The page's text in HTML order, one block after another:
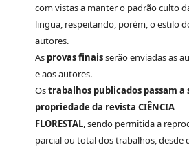
com vistas a manter o padrão culto
lingua, respeitando, porém, o estilo
autores.
As provas finaisserão enviadas as
e aos autores.
Ostrabalhos publicados passam a
propriedade da revista CIÊNCIA
FLORESTAL , sendo permitida a
parcial ou total dos trabalhos, desde